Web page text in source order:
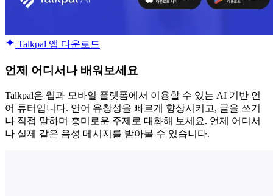
Talkpal 앱 다운로드
언제 어디서나 배워보세요
Talkpal은 웹과 모바일 플랫폼에서 이용할 수 있는 AI 기반 언
어 튜터입니다. 언어 유창성을 빠르게 향상시키고, 글을 쓰거
나 직접 말하며 흥미로운 주제로 대화해 보세요. 언제 어디서
나 실제 같은 음성 메시지를 받아볼 수 있습니다.